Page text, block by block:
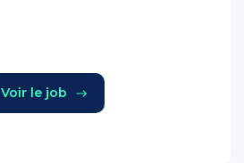
Voir le job